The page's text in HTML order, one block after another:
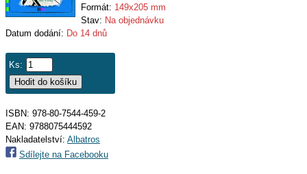
Formát: 149x205 mm
Stav: Na objednávku
Datum dodání: Do 14 dnů
Ks:
ISBN: 978-80-7544-459-2
EAN: 9788075444592
Nakladatelství: Albatros
Sdílejte na Facebooku